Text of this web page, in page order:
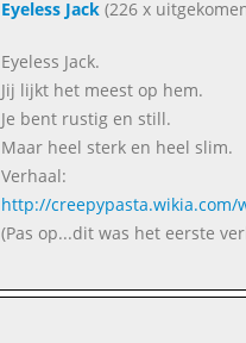
Eyeless Jack(226 x
Eyeless Jack.
Jij lijkt het meest op hem.
Je bent rustig en still.
Maar heel sterk en heel slim.
Verhaal:
http://creepypasta.wikia.com/
(Pas op...dit was het eerste